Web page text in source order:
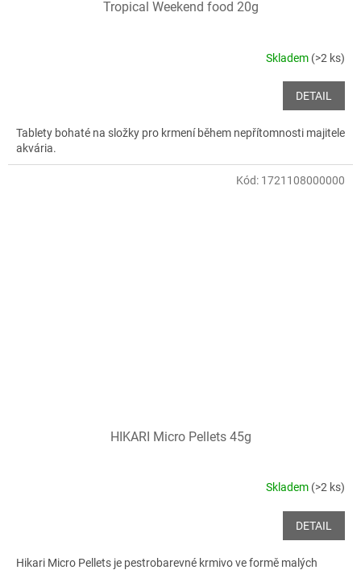
Tropical Weekend food 20g
Skladem (>2 ks)
DETAIL
Tablety bohaté na složky pro krmení během nepřítomnosti majitele
akvária.
HIKARI Micro Pellets 45g
Skladem (>2 ks)
DETAIL
Hikari Micro Pellets je pestrobarevné krmivo ve formě malých
Kód: 1721108000000